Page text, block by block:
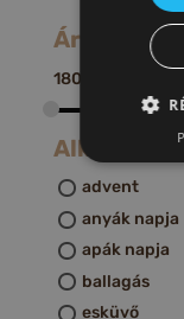
Ár
1800
Alkalom
advent
anyák napja
apák napja
ballagás
esküvő